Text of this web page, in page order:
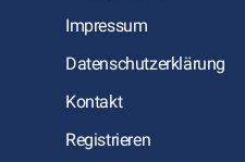
Impressum
Datenschutzerklärung
Kontakt
Registrieren